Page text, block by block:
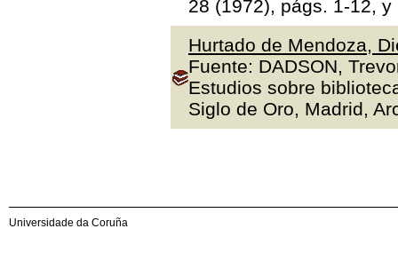
28 (1972), págs. 1-12,
Hurtado de Mendoza,
Fuente: DADSON,
Estudios sobre
Siglo de Oro, Madrid,
Universidade da Coruña